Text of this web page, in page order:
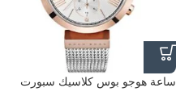
ساعة هوجو بوس كلاسيك سبورت